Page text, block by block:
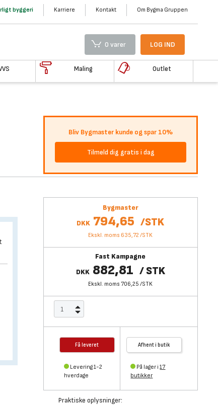
byggeri Karriere Kontakt Om Bygma Gruppen
0 varer LOG IND
Maling Outlet
Bliv Bygmaster kunde og spar 10%
Tilmeld dig gratis i dag
Bygmaster
DKK 794,65 /STK
Ekskl. moms 635,72 /STK
Fast Kampagne
DKK 882,81 /STK
Ekskl. moms 706,25 /STK
Få leveret
Levering 1-2
hverdage
Afhent i butik
På lager i17
butikker
Praktiske oplysninger: